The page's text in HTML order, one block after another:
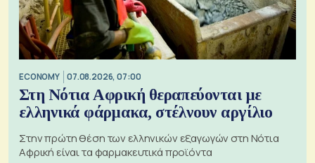
ECONOMY 07.08.2026, 07:00
Στη Νότια Αφρική θεραπεύονται με
ελληνικά φάρμακα, στέλνουν αργίλιο
Στην πρώτη θέση των ελληνικών εξαγωγών στη Νότια
Αφρική είναι τα φαρμακευτικά προϊόντα